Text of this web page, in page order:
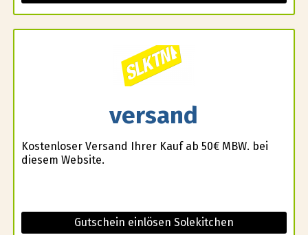
versand
Kostenloser Versand Ihrer Kauf ab 50€ MBW. bei
diesem Website.
Gutschein einlösen Solekitchen